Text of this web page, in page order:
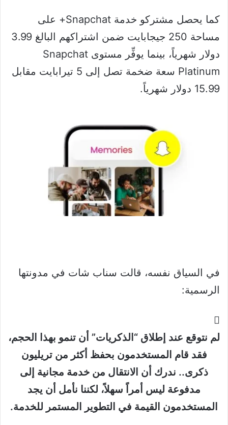
كما يحصل مشتركو خدمة Snapchat+ على
مساحة 250 جيجابايت ضمن اشتراكهم البالغ 3.99
دولار شهرياً، بينما يوفِّر مستوى Snapchat
Platinum سعة ضخمة تصل إلى 5 تيرابايت مقابل
15.99 دولار شهرياً.
في السياق نفسه، قالت سناب شات في مدونتها
الرسمية:
لم نتوقع عند إطلاق “الذكريات” أن تنمو بهذا الحجم،
فقد قام المستخدمون بحفظ أكثر من تريليون
ذكرى.. ندرك أن الانتقال من خدمة مجانية إلى
مدفوعة ليس أمراً سهلاً، لكننا نأمل أن يجد
المستخدمون القيمة في التطوير المستمر للخدمة.